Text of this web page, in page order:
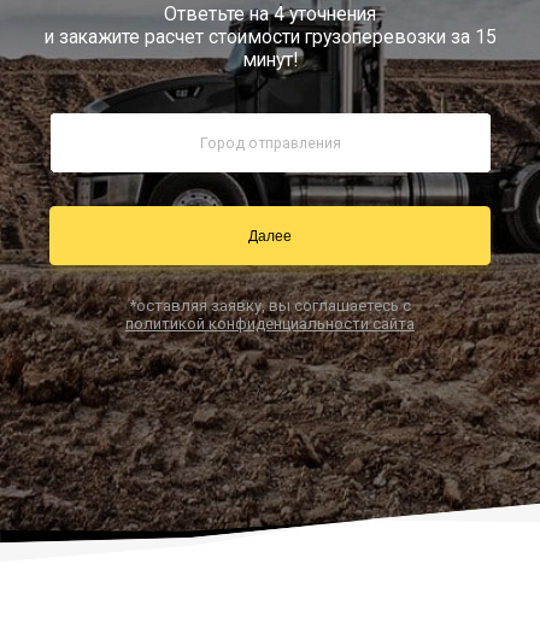
8 (800) 505-40-85
sale@simtruck-negabarit.ru
Заказать звонок
Ответьте на 4 уточнения
и закажите расчет стоимости грузоперевозки за 15
минут!
Далее
*оставляя заявку, вы соглашаетесь с
политикой конфиденциальности сайта